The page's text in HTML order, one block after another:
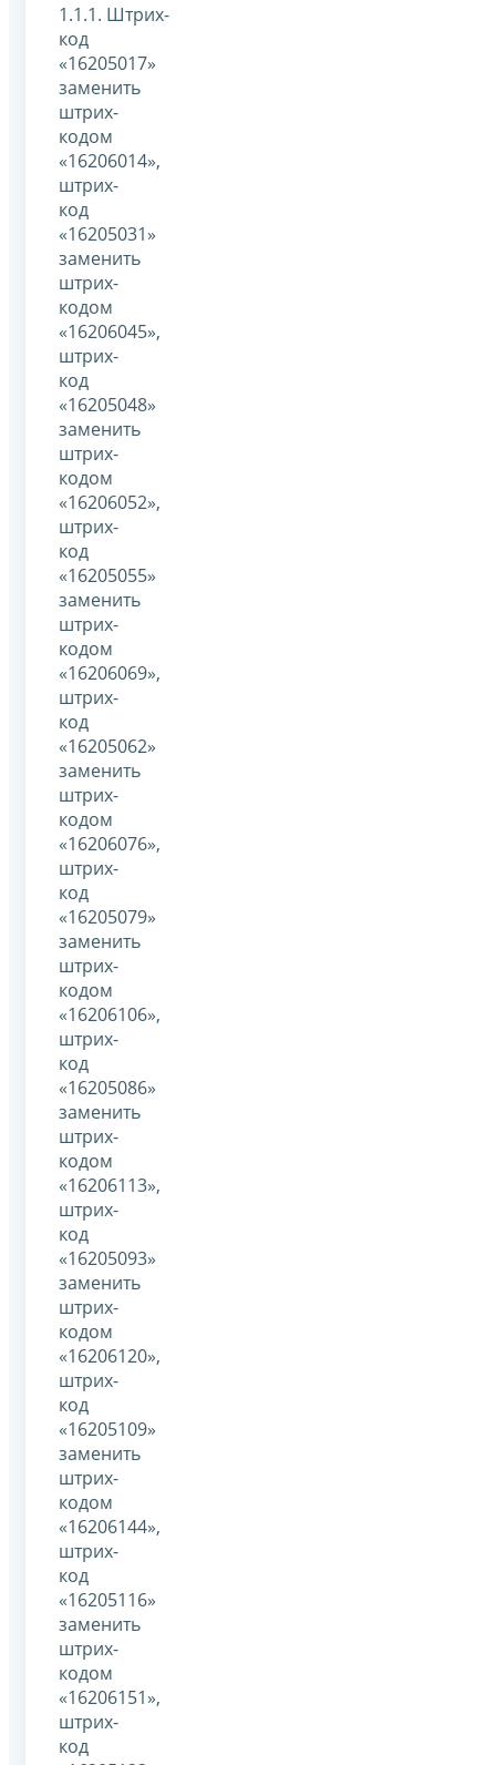
1.1.1. Штрих-
код
«16205017»
заменить
штрих-
кодом
«16206014»,
штрих-
код
«16205031»
заменить
штрих-
кодом
«16206045»,
штрих-
код
«16205048»
заменить
штрих-
кодом
«16206052»,
штрих-
код
«16205055»
заменить
штрих-
кодом
«16206069»,
штрих-
код
«16205062»
заменить
штрих-
кодом
«16206076»,
штрих-
код
«16205079»
заменить
штрих-
кодом
«16206106»,
штрих-
код
«16205086»
заменить
штрих-
кодом
«16206113»,
штрих-
код
«16205093»
заменить
штрих-
кодом
«16206120»,
штрих-
код
«16205109»
заменить
штрих-
кодом
«16206144»,
штрих-
код
«16205116»
заменить
штрих-
кодом
«16206151»,
штрих-
код